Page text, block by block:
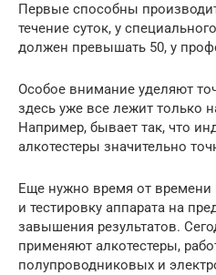
Первые способны
течение суток, у
должен превышать 50, у
Особое внимание уделяют
здесь уже все лежит только
Например, бывает так, что
алкотестеры значительно
Еще нужно время от времени
и тестировку аппарата на
завышения результатов.
применяют алкотестеры,
полупроводниковых и